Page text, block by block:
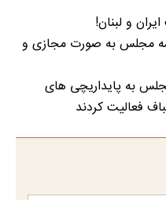
و لبنان!
مجلس به صورت مجازی و
به پایداریچی های
فعالیت کردند